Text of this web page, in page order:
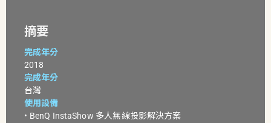
摘要
完成年分
2018
完成年分
台灣
使用設備
• BenQ InstaShow 多人無線投影解決方案